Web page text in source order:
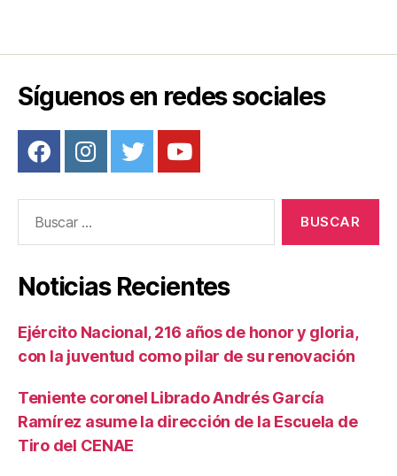
Síguenos en redes sociales
Noticias Recientes
Ejército Nacional, 216 años de honor y gloria,
con la juventud como pilar de su renovación
Teniente coronel Librado Andrés García
Ramírez asume la dirección de la Escuela de
Tiro del CENAE